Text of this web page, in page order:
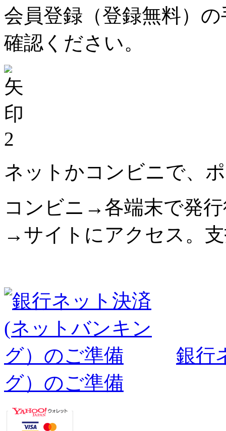
会員登録（登録無料）
確認ください。
2
ネットかコンビニで、
コンビニ→各端末で発
→サイトにアクセス。
銀行
グ）のご準備